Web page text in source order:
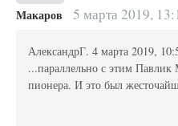
Макаров 5 марта 2019,
АлександрГ. 4 марта 2019,
...параллельно с этим Павлик
пионера. И это был